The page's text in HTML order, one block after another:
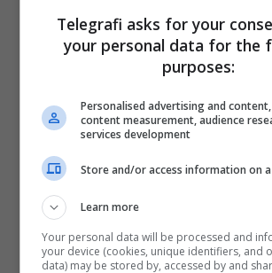
Telegrafi asks for your
your personal data for the
purposes:
Personalised advertising and
content measurement, audience
services development
Store and/or access information on
Learn more
Your personal data will be processed and
your device (cookies, unique identifiers, and
data) may be stored by, accessed by and